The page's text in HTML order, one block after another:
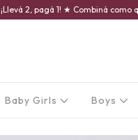
¡Llevá 2, pagá 1! ★ Combiná
Baby Girls Boys